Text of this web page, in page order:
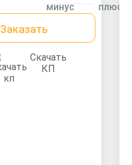
Заказать
Скачать
КП